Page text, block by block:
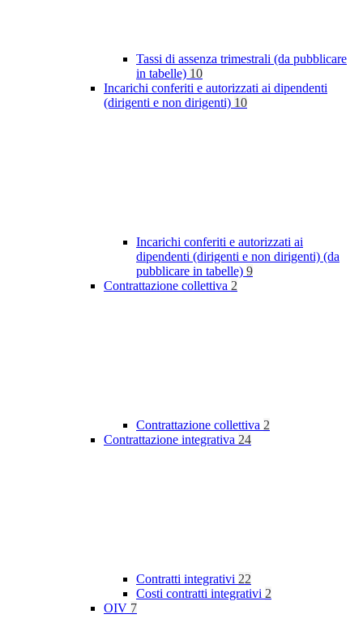
Tassi di assenza trimestrali (da pubblicare
in tabelle) 10
Incarichi conferiti e autorizzati ai dipendenti
(dirigenti e non dirigenti) 10
Incarichi conferiti e autorizzati ai
dipendenti (dirigenti e non dirigenti) (da
pubblicare in tabelle) 9
Contrattazione collettiva 2
Contrattazione collettiva 2
Contrattazione integrativa 24
Contratti integrativi 22
Costi contratti integrativi 2
OIV 7